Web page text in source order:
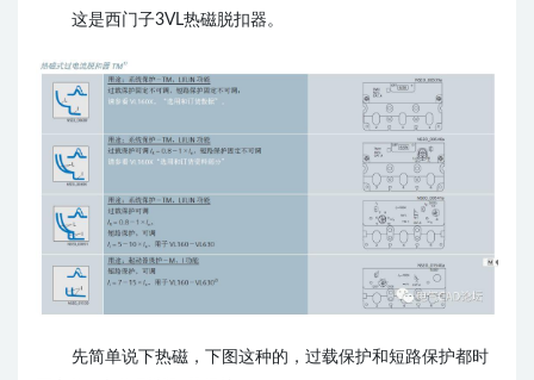
这是西门子3VL热磁脱扣器。
先简单说下热磁，下图这种的，过载保护和短路保护都时